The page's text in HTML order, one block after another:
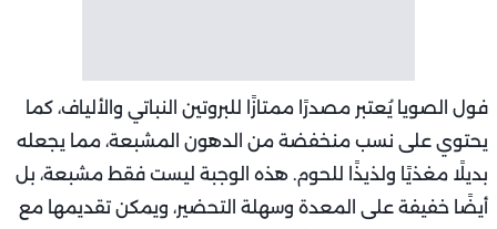
فول الصويا يُعتبر مصدرًا ممتازًا للبروتين النباتي والألياف، كما
يحتوي على نسب منخفضة من الدهون المشبعة، مما يجعله
بديلًا مغذيًا ولذيذًا للحوم. هذه الوجبة ليست فقط مشبعة، بل
أيضًا خفيفة على المعدة وسهلة التحضير، ويمكن تقديمها مع